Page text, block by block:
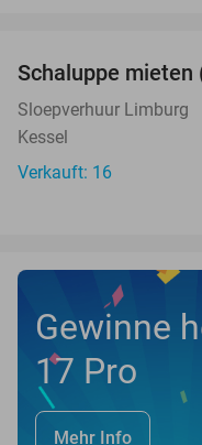
TODAY
Schaluppe mieten
Sloepverhuur Limburg
Kessel
Verkauft: 16
Gewinne
17 Pro
Mehr Info